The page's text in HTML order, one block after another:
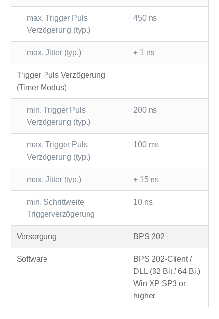
max. Trigger Puls
Verzögerung (typ.)
450 ns
max. Jitter (typ.) ± 1 ns
Trigger Puls Verzögerung
(Timer Modus)
min. Trigger Puls
Verzögerung (typ.)
200 ns
max. Trigger Puls
Verzögerung (typ.)
100 ms
max. Jitter (typ.) ± 15 ns
min. Schrittweite
Triggerverzögerung
10 ns
Versorgung BPS 202
Software
BPS 202-Client /
DLL (32 Bit / 64 Bit)
Win XP SP3 or
higher